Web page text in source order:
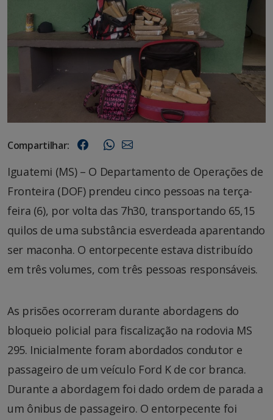
Compartilhar:
Iguatemi (MS) – O Departamento de Operações de
Fronteira (DOF) prendeu cinco pessoas na terça-
feira (6), por volta das 7h30, transportando 65,15
quilos de uma substância esverdeada aparentando
ser maconha. O entorpecente estava distribuído
em três volumes, com três pessoas responsáveis.
As prisões ocorreram durante abordagens do
bloqueio policial para fiscalização na rodovia MS
295. Inicialmente foram abordados condutor e
passageiro de um veículo Ford K de cor branca.
Durante a abordagem foi dado ordem de parada a
um ônibus de passageiro. O entorpecente foi